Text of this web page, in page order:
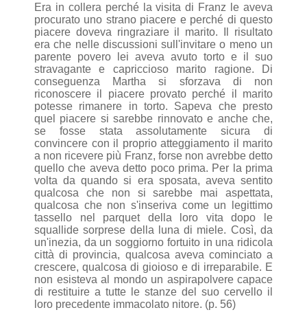
Era in collera perché la visita di Franz le aveva
procurato uno strano piacere e perché di questo
piacere doveva ringraziare il marito. Il risultato
era che nelle discussioni sull'invitare o meno un
parente povero lei aveva avuto torto e il suo
stravagante e capriccioso marito ragione. Di
conseguenza Martha si sforzava di non
riconoscere il piacere provato perché il marito
potesse rimanere in torto. Sapeva che presto
quel piacere si sarebbe rinnovato e anche che,
se fosse stata assolutamente sicura di
convincere con il proprio atteggiamento il marito
a non ricevere più Franz, forse non avrebbe detto
quello che aveva detto poco prima. Per la prima
volta da quando si era sposata, aveva sentito
qualcosa che non si sarebbe mai aspettata,
qualcosa che non s'inseriva come un legittimo
tassello nel parquet della loro vita dopo le
squallide sorprese della luna di miele. Così, da
un'inezia, da un soggiorno fortuito in una ridicola
città di provincia, qualcosa aveva cominciato a
crescere, qualcosa di gioioso e di irreparabile. E
non esisteva al mondo un aspirapolvere capace
di restituire a tutte le stanze del suo cervello il
loro precedente immacolato nitore. (p. 56)